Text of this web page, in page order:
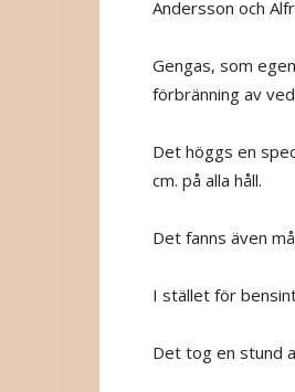
Andersson och
Gengas, som
förbränning av
Det höggs en
cm. på alla håll.
Det fanns även
I stället för
Det tog en stund